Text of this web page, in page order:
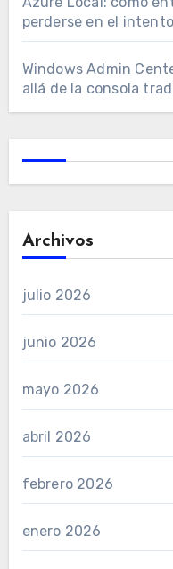
perderse en el intento
Windows Admin
allá de la consola
Archivos
julio 2026
junio 2026
mayo 2026
abril 2026
febrero 2026
enero 2026